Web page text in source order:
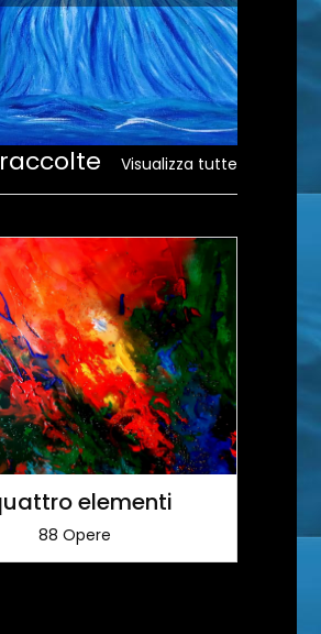
Visualizza tutte
elementi
88 Opere